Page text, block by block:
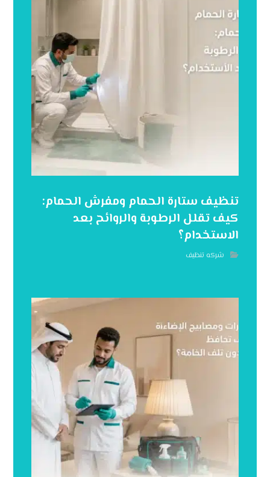
تنظيف ستارة الحمام ومفرش الحمام:
كيف تقلل الرطوبة والروائح بعد
الاستخدام؟
شركه تنظيف